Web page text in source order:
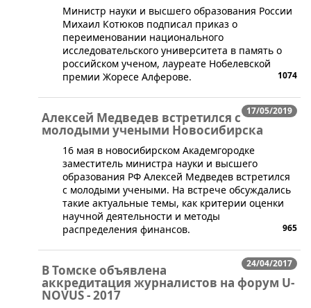
Министр науки и высшего образования России
Михаил Котюков подписал приказ о
переименовании национального
исследовательского университета в память о
российском ученом, лауреате Нобелевской
премии Жоресе Алферове.
1074
17/05/2019
Алексей Медведев встретился с
молодыми учеными Новосибирска
​​16 мая в новосибирском Академгородке
заместитель министра науки и высшего
образования РФ Алексей Медведев встретился
с молодыми учеными. На встрече обсуждались
такие актуальные темы, как критерии оценки
научной деятельности и методы
распределения финансов.
965
24/04/2017
В Томске объявлена
аккредитация журналистов на форум U-
NOVUS - 2017